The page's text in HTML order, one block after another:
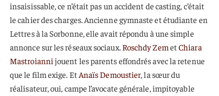
insaisissable, ce n’était pas un accident de casting, c’était
le cahier des charges. Ancienne gymnaste et étudiante en
Lettres à la Sorbonne, elle avait répondu à une simple
annonce sur les réseaux sociaux.Roschdy ZemetChiara
Mastroiannijouent les parents effondrés avec la retenue
que le film exige. EtAnaïs Demoustier, la sœur du
réalisateur, oui, campe l’avocate générale, impitoyable